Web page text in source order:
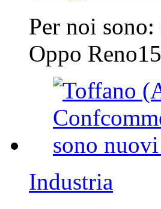
Per noi
Oppo
Industria